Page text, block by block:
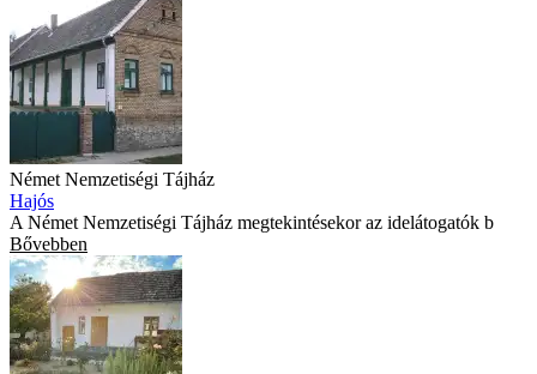
Német Nemzetiségi Tájház
Hajós
A Német Nemzetiségi Tájház megtekintésekor az idelátogatók b
Bővebben